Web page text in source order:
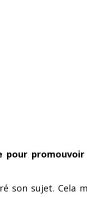
sujet. Cela